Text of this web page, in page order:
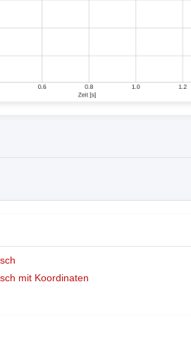
mit Koordinaten